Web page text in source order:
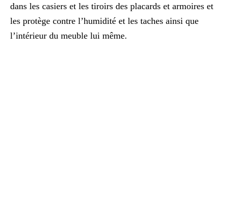
dans les casiers et les tiroirs des placards et armoires et
les protège contre l’humidité et les taches ainsi que
l’intérieur du meuble lui même.